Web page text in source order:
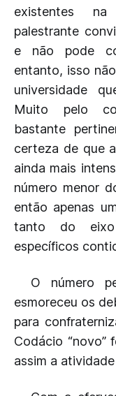
existentes
palestrante
e não pode
entanto, isso
universidade
Muito pelo
bastante
certeza de que
ainda mais
número menor
então apenas
tanto do
específicos
O número
esmoreceu os
para
Codácio “novo”
assim a